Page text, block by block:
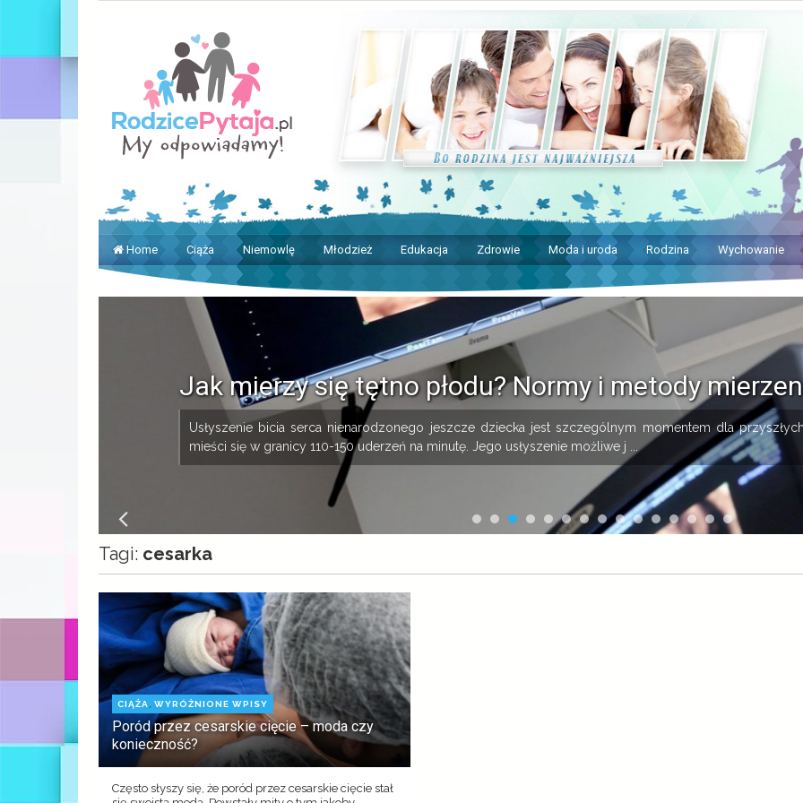
Home Ciąża Niemowlę Młodzież Edukacja Zdrowie Moda i uroda Rodzina Wychowanie
Jak mierzy się tętno płodu? Normy i metody
Usłyszenie bicia serca nienarodzonego jeszcze dziecka jest szczególnym momentem dla
mieści się w granicy 110-150 uderzeń na minutę. Jego usłyszenie możliwe j ...
Tagi: cesarka
CIĄŻA, WYRÓŻNIONE WPISY
Poród przez cesarskie cięcie – moda czy
konieczność?
Często słyszy się, że poród przez cesarskie cięcie stał